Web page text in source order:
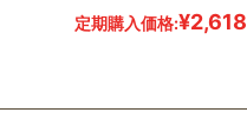
定期購入価格:¥2,618